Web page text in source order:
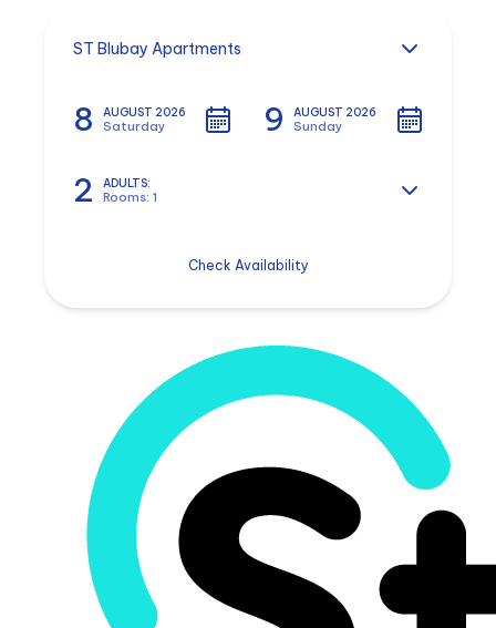
ST Blubay Apartments
8 AUGUST 2026
Saturday 9 AUGUST 2026
Sunday
2 ADULTS:
Rooms: 1